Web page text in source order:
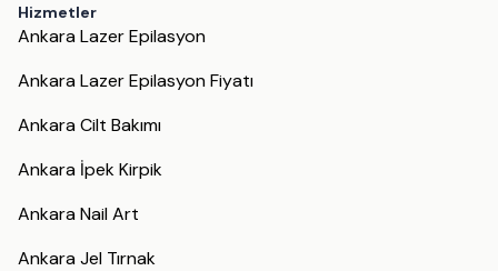
Hizmetler
Ankara Lazer Epilasyon
Ankara Lazer Epilasyon Fiyatı
Ankara Cilt Bakımı
Ankara İpek Kirpik
Ankara Nail Art
Ankara Jel Tırnak